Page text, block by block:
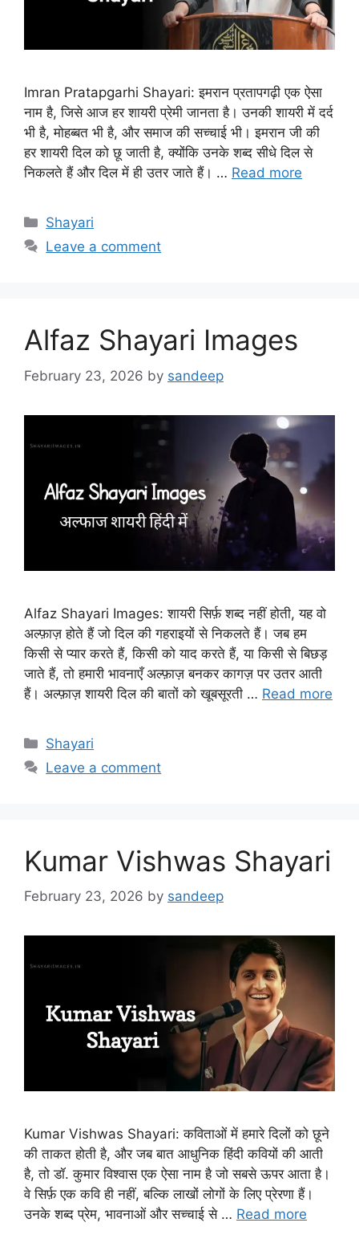
Imran Pratapgarhi Shayari: इमरान प्रतापगढ़ी एक ऐसा
नाम है, जिसे आज हर शायरी प्रेमी जानता है। उनकी शायरी में दर्द
भी है, मोहब्बत भी है, और समाज की सच्चाई भी। इमरान जी की
हर शायरी दिल को छू जाती है, क्योंकि उनके शब्द सीधे दिल से
निकलते हैं और दिल में ही उतर जाते हैं। … Read more
Categories
Shayari
Leave a comment
Alfaz Shayari Images
February 23, 2026 by sandeep
Alfaz Shayari Images: शायरी सिर्फ़ शब्द नहीं होती, यह वो
अल्फ़ाज़ होते हैं जो दिल की गहराइयों से निकलते हैं। जब हम
किसी से प्यार करते हैं, किसी को याद करते हैं, या किसी से बिछड़
जाते हैं, तो हमारी भावनाएँ अल्फ़ाज़ बनकर कागज़ पर उतर आती
हैं। अल्फ़ाज़ शायरी दिल की बातों को खूबसूरती … Read more
Categories
Shayari
Leave a comment
Kumar Vishwas Shayari
February 23, 2026 by sandeep
Kumar Vishwas Shayari: कविताओं में हमारे दिलों को छूने
की ताकत होती है, और जब बात आधुनिक हिंदी कवियों की आती
है, तो डॉ. कुमार विश्वास एक ऐसा नाम है जो सबसे ऊपर आता है।
वे सिर्फ़ एक कवि ही नहीं, बल्कि लाखों लोगों के लिए प्रेरणा हैं।
उनके शब्द प्रेम, भावनाओं और सच्चाई से … Read more